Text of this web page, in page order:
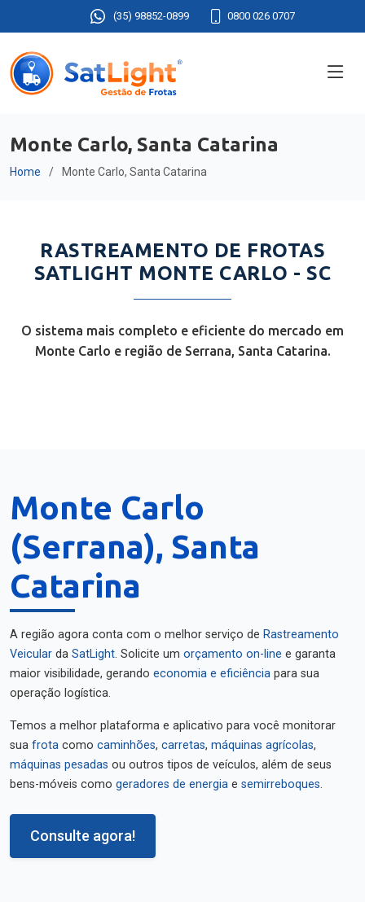
(35) 98852-0899 0800 026 0707
Monte Carlo, Santa Catarina
Home Monte Carlo, Santa Catarina
RASTREAMENTO DE FROTAS
SATLIGHT MONTE CARLO - SC
O sistema mais completo e eficiente do mercado em
Monte Carlo e região de Serrana, Santa Catarina.
Monte Carlo
(Serrana), Santa
Catarina
A região agora conta com o melhor serviço de Rastreamento
Veicular da SatLight. Solicite um orçamento on-line e garanta
maior visibilidade, gerando economia e eficiência para sua
operação logística.
Temos a melhor plataforma e aplicativo para você monitorar
sua frota como caminhões, carretas, máquinas agrícolas,
máquinas pesadas ou outros tipos de veículos, além de seus
bens-móveis como geradores de energia e semirreboques.
Consulte agora!